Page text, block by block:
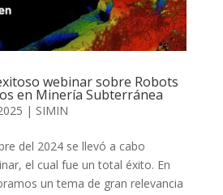
webinar sobre Robots
en Minería Subterránea
| SIMIN
del 2024 se llevó a cabo
el cual fue un total éxito. En
un tema de gran relevancia